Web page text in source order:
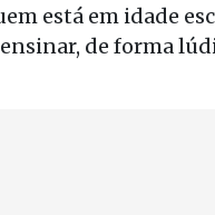
está em idade
de forma